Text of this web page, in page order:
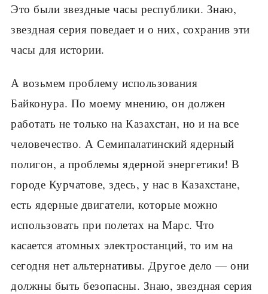
Это были звездные часы республики. Знаю,
звездная серия поведает и о них, сохранив эти
часы для истории.
А возьмем проблему использования
Байконура. По моему мнению, он должен
работать не только на Казахстан, но и на все
человечество. А Семипалатинский ядерный
полигон, а проблемы ядерной энергетики! В
городе Курчатове, здесь, у нас в Казахстане,
есть ядерные двигатели, которые можно
использовать при полетах на Марс. Что
касается атомных электростанций, то им на
сегодня нет альтернативы. Другое дело — они
должны быть безопасны. Знаю, звездная серия